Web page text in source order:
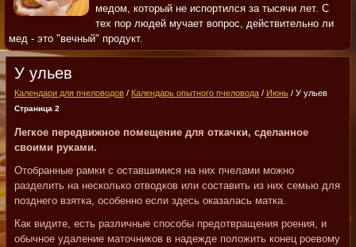
медом, который не испортился за тысячи лет. С
тех пор людей мучает вопрос, действительно ли
мед - это "вечный" продукт.
У ульев
Календари для пчеловодов / Календарь опытного пчеловода / Июнь / У ульев
Страница 2
Легкое передвижное помещение для откачки, сделанное
своими руками.
Отобранные рамки с оставшимися на них пчелами можно
разделить на несколько отводков или составить из них семью для
позднего взятка, особенно если здесь оказалась матка.
Как видите, есть различные способы предотвращения роения, и
обычное удаление маточников в надежде положить конец роевому